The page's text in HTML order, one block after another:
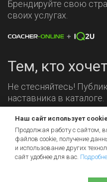
Брендируйте свою
своих услугах.
Тем, кто
Не стесняйтесь!
наставника в каталоге.
Мы на связи!
Наш сайт использует cookie
Продолжая работу с сайтом,
файлов cookie, получение
и использование других
сайт удобнее для вас.